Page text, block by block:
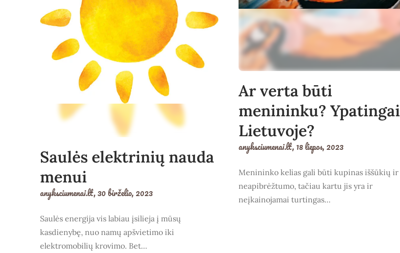
Saulės elektrinių nauda
menui
anyksciumenai.lt,30 birželio, 2023
Saulės energija vis labiau įsilieja į mūsų
kasdienybę, nuo namų apšvietimo iki
elektromobilių krovimo. Bet…
Ar verta būti
menininku? Ypatingai
Lietuvoje?
anyksciumenai.lt,18 liepos, 2023
Menininko kelias gali būti kupinas iššūkių ir
neapibrėžtumo, tačiau kartu jis yra ir
neįkainojamai turtingas…